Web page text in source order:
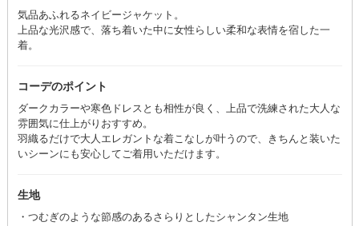
気品あふれるネイビージャケット。
上品な光沢感で、落ち着いた中に女性らしい柔和な表情を宿した一
着。
コーデのポイント
ダークカラーや寒色ドレスとも相性が良く、上品で洗練された大人な
雰囲気に仕上がりおすすめ。
羽織るだけで大人エレガントな着こなしが叶うので、きちんと装いた
いシーンにも安心してご着用いただけます。
生地
・つむぎのような節感のあるさらりとしたシャンタン生地